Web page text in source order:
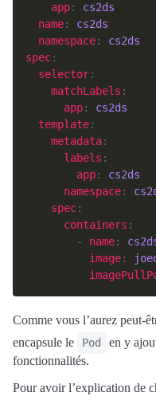
app: cs2ds
name: cs2ds
namespace: cs2ds
spec
selector
matchLabels
app: cs2ds
template
metadata
labels
app: cs2ds
namespace:
spec
containers
        -
name:
image:
Comme vous l’aurez peut-
encapsule le Pod
en y
fonctionnalités.
Pour avoir l’explication de